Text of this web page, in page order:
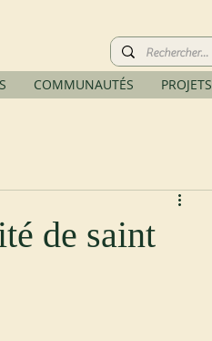
COMMUNAUTÉS PROJETS
de saint